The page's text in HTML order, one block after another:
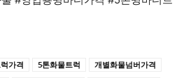
가격 5톤화물트럭
개별화물넘버가격